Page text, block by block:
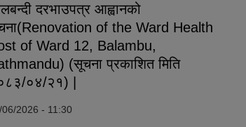
दरभाउपत्र आह्वानको
of the Ward Health
of Ward 12, Balambu,
(सूचना प्रकाशित मिति
०४/२१) |
06/2026 - 11:30